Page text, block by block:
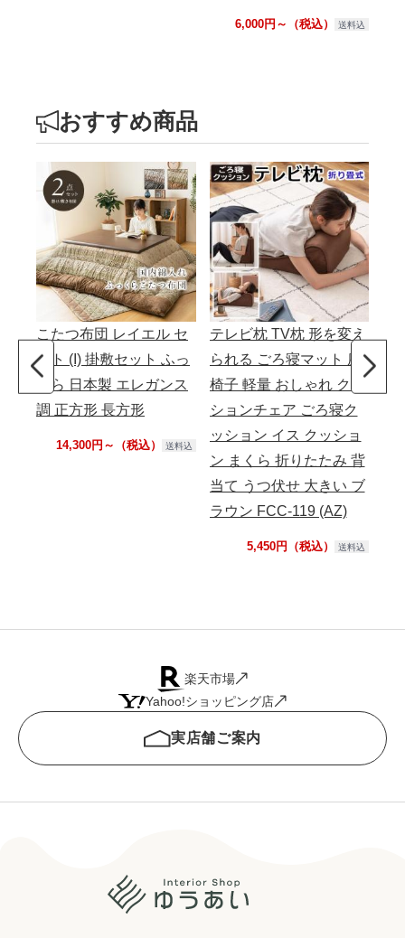
6,000円～（税込） 送料込
おすすめ商品
こたつ布団 レイエル セ
ット (I) 掛敷セット ふっ
くら 日本製 エレガンス
調 正方形 長方形
14,300円～（税込） 送料込
テレビ枕 TV枕 形を変え
られる ごろ寝マット 座
椅子 軽量 おしゃれ クッ
ションチェア ごろ寝ク
ッション イス クッショ
ン まくら 折りたたみ 背
当て うつ伏せ 大きい ブ
ラウン FCC-119 (AZ)
5,450円（税込） 送料込
楽天市場
Yahoo!ショッピング店
実店舗ご案内